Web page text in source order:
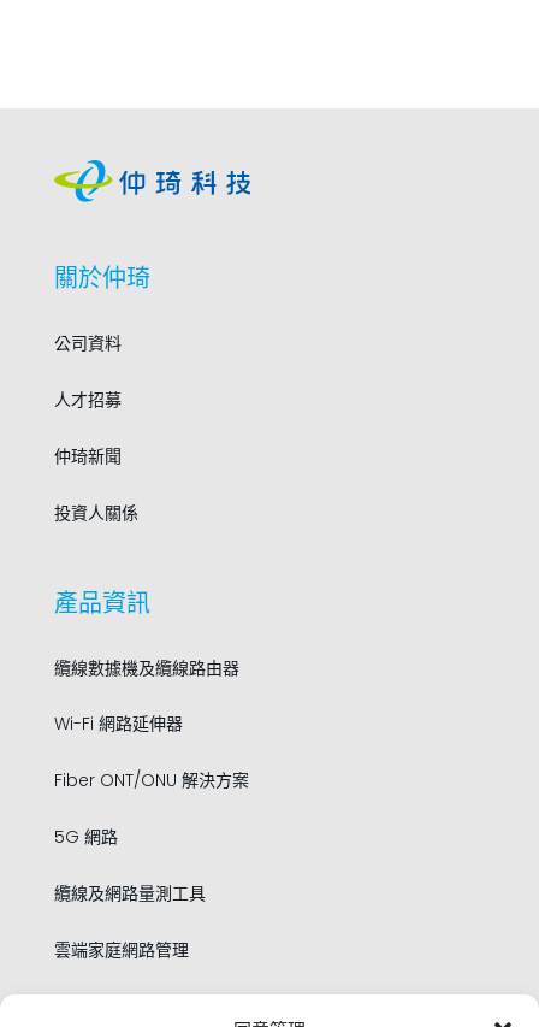
關於仲琦
公司資料
人才招募
仲琦新聞
投資人關係
產品資訊
纜線數據機及纜線路由器
Wi-Fi 網路延伸器
Fiber ONT/ONU 解決方案
5G 網路
纜線及網路量測工具
雲端家庭網路管理